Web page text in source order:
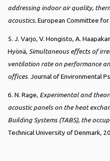
addressing indoor air quality,
acoustics.European Committee
5. J. Varjo, V. Hongisto, A.
Hyönä, Simultaneous effects of
ventilation rate on performance
offices. Journal of Environmental
6. N. Rage, Experimental and
acoustic panels on the heat
Building Systems (TABS), the
Technical University of Denmark,